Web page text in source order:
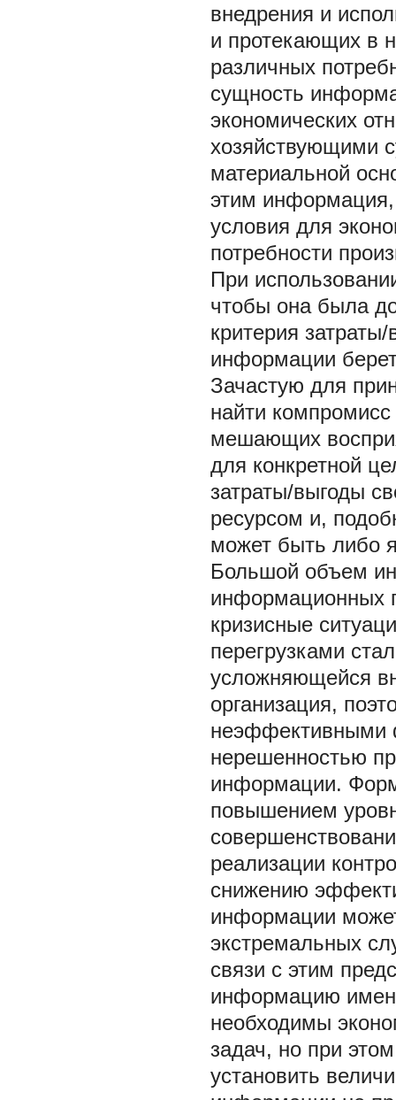
внедрения и
и протекающих в
различных
сущность
экономических
хозяйствующими
материальной
этим информация,
условия для
потребности
При
чтобы она была
критерия
информации
Зачастую для
найти
мешающих
для конкретной
затраты/выгоды
ресурсом и,
может быть либо
Большой объем
информационных
кризисные
перегрузками
усложняющейся
организация,
неэффективными
нерешенностью
информации.
повышением
реализации
снижению
информации
экстремальных
связи с этим
информацию
необходимы
задач, но при
установить